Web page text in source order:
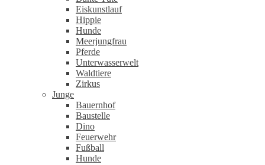
Eiskunstlauf
Hippie
Hunde
Meerjungfrau
Pferde
Unterwasserwelt
Waldtiere
Zirkus
Junge
Bauernhof
Baustelle
Dino
Feuerwehr
Fußball
Hunde